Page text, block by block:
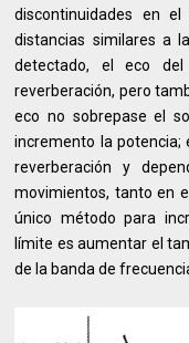
discontinuidades en
distancias similares a
detectado, el eco
reverberación, pero
eco no sobrepase el
incremento la potencia;
reverberación y
movimientos, tanto en
único método para
límite es aumentar el
de la banda de